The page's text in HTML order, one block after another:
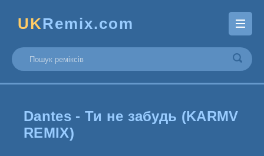
UKRemix.com
Dantes - Ти не забудь (KARMV
REMIX)